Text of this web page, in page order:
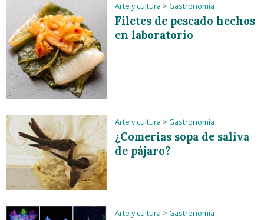
Arte y cultura > Gastronomía
Filetes de pescado hechos
en laboratorio
Arte y cultura > Gastronomía
¿Comerías sopa de saliva
de pájaro?
Arte y cultura > Gastronomía